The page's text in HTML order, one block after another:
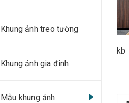
Khung ảnh treo tường
Khung ảnh gia đinh
Mẫu khung ảnh
kb